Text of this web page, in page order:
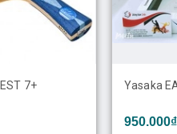
7+ Yasaka
950.000₫